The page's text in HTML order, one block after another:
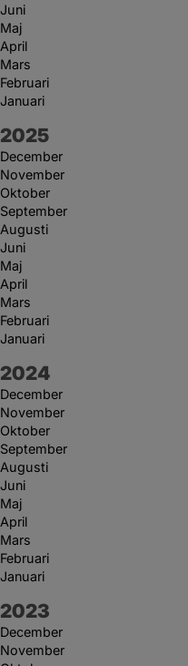
Juni
Maj
April
Mars
Februari
Januari
År:
2025
December
November
Oktober
September
Augusti
Juni
Maj
April
Mars
Februari
Januari
År:
2024
December
November
Oktober
September
Augusti
Juni
Maj
April
Mars
Februari
Januari
År:
2023
December
November